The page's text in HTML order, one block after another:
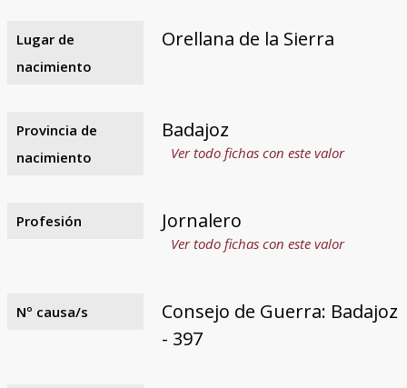
Lugar de
nacimiento
Orellana de la Sierra
Provincia de
nacimiento
Badajoz
Ver todo fichas con este valor
Profesión Jornalero
Ver todo fichas con este valor
Nº causa/s
Consejo de Guerra: Badajoz
- 397